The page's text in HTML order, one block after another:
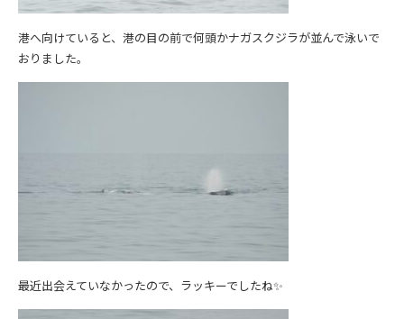
港へ向けていると、港の目の前で何頭かナガスクジラが並んで泳いで
おりました。
最近出会えていなかったので、ラッキーでしたね✨